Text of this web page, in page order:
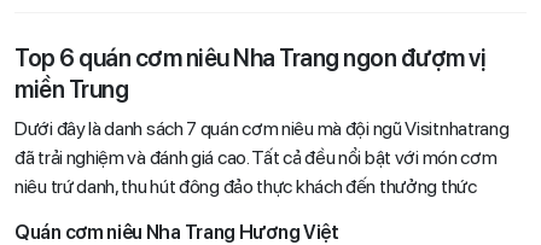
Top 6 quán cơm niêu Nha Trang ngon đượm vị
miền Trung
Dưới đây là danh sách 7 quán cơm niêu mà đội ngũ Visitnhatrang
đã trải nghiệm và đánh giá cao. Tất cả đều nổi bật với món cơm
niêu trứ danh, thu hút đông đảo thực khách đến thưởng thức
Quán cơm niêu Nha Trang Hương Việt